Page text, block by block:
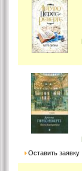
Оставить заявку